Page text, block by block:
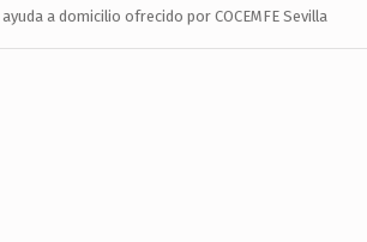
a domicilio ofrecido por COCEMFE Sevilla